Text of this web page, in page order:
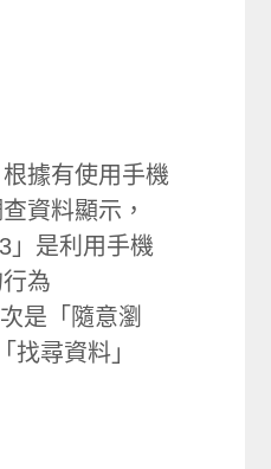
根據有使用手機
資料顯示，
」是利用手機
行為
是「隨意瀏
找尋資料」